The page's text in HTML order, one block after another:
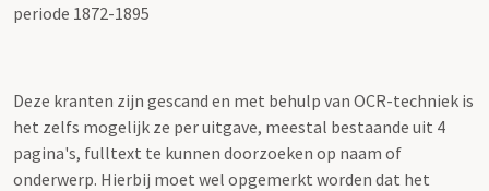
periode 1872-1895
Deze kranten zijn gescand en met behulp van OCR-techniek is
het zelfs mogelijk ze per uitgave, meestal bestaande uit 4
pagina's, fulltext te kunnen doorzoeken op naam of
onderwerp. Hierbij moet wel opgemerkt worden dat het